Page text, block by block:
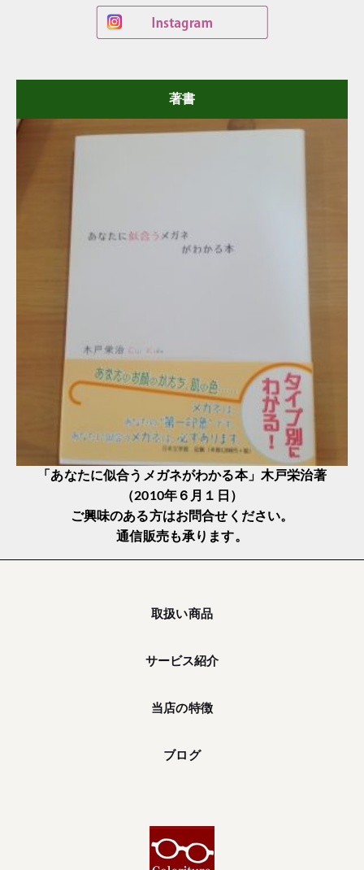
著書
「あなたに似合うメガネがわかる本」木戸栄治著
（2010年６月１日）
ご興味のある方はお問合せください。
通信販売も承ります。
取扱い商品
サービス紹介
当店の特徴
ブログ